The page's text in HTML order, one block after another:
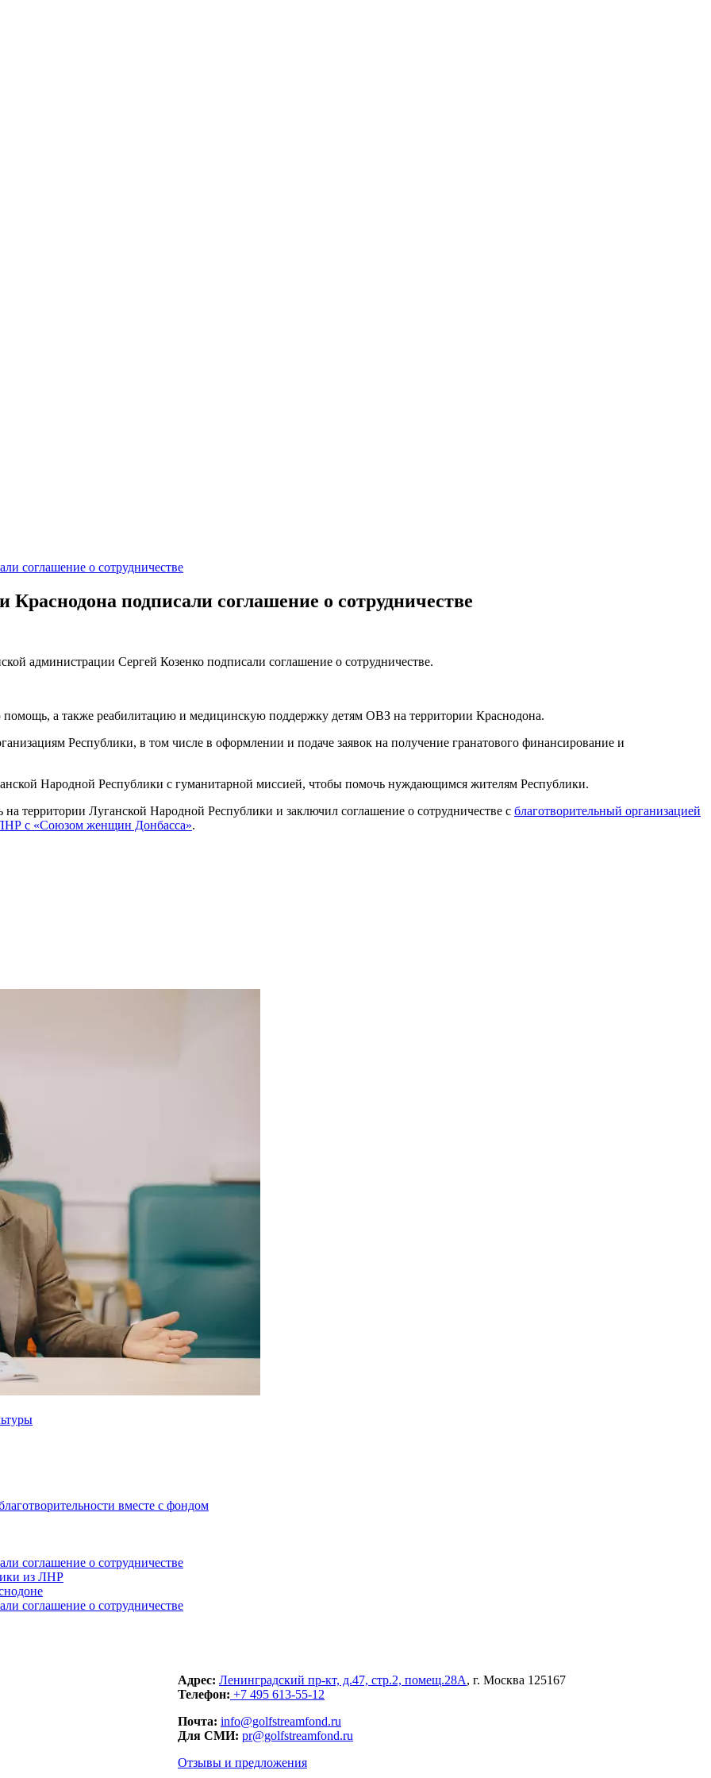
подписали соглашение о сотрудничестве
администрации Сергей Козенко подписали соглашение о сотрудничестве.
а также реабилитацию и медицинскую поддержку детям ОВЗ на территории Краснодона.
Республики, в том числе в оформлении и подаче заявок на получение гранатового финансирование и
Народной Республики с гуманитарной миссией, чтобы помочь нуждающимся жителям Республики.
территории Луганской Народной Республики и заключил соглашение о сотрудничестве с благотворительный организацией
с «Союзом женщин Донбасса».
из ЛНР
Адрес: Ленинградский пр-кт, д.47, стр.2, помещ.28А, г. Москва 125167
Телефон: +7 495 613-55-12
Почта: info@golfstreamfond.ru
Для СМИ: pr@golfstreamfond.ru
Отзывы и предложения